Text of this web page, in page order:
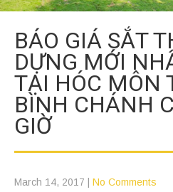
BÁO GIÁ SẮT
DỰNG MỚI
TẠI HÓC MÔN
BÌNH CHÁNH
GIỜ
March 14, 2017 No Comments